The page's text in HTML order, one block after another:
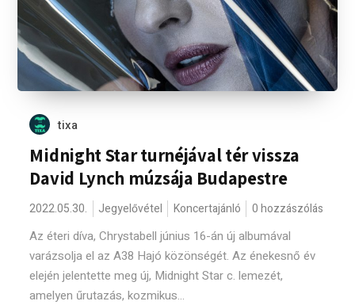
tixa
Midnight Star turnéjával tér vissza
David Lynch múzsája Budapestre
2022.05.30. Jegyelővétel Koncertajánló 0 hozzászólás
Az éteri díva, Chrystabell június 16-án új albumával
varázsolja el az A38 Hajó közönségét. Az énekesnő év
elején jelentette meg új, Midnight Star c. lemezét,
amelyen űrutazás, kozmikus...